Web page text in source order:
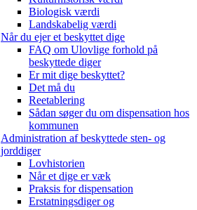
Biologisk værdi
Landskabelig værdi
Når du ejer et beskyttet dige
FAQ om Ulovlige forhold på
beskyttede diger
Er mit dige beskyttet?
Det må du
Reetablering
Sådan søger du om dispensation hos
kommunen
Administration af beskyttede sten- og
jorddiger
Lovhistorien
Når et dige er væk
Praksis for dispensation
Erstatningsdiger og